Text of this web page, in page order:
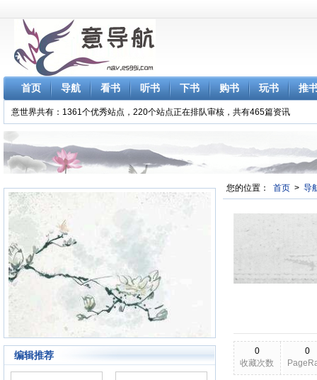
首页 导航 看书 听书 下书 购书 玩书 推
意世界共有：1361个优秀站点，220个站点正在排队审核，共有465篇资讯
编辑推荐
您的位置： 首页 > 导
0
收藏次数
0